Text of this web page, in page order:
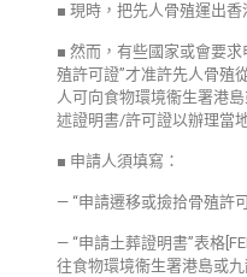
■ 現時，把先人骨殖運出香
■ 然而，有些國家或會要求
殖許可證”才准許先人骨殖
人可向食物環境衞生署港
述證明書/許可證以辦理當
■ 申請人須填寫：
— “申請遷移或撿拾骨殖許
— “申請土葬證明書”表格
往食物環境衞生署港島或